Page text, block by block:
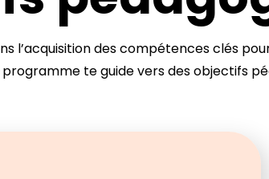
l’acquisition des compétences clés
te guide vers des objectifs